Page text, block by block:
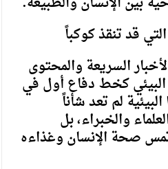
قد تنقذ كوكباً
السريعة والمحتوى
البيئي كخط دفاع أول في
لم تعد شأناً
والخبراء، بل
صحة الإنسان وغذاءه